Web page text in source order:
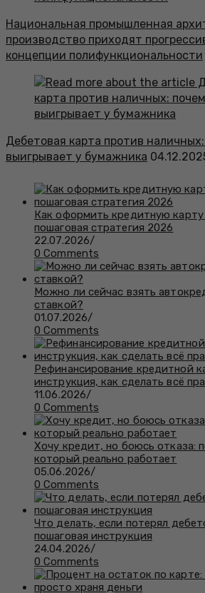
Национальная промышленная
производство приходят
концепции полифункциональности
Дебетовая карта против
выигрывает у бумажника
Как оформить кредитную карту
пошаговая стратегия 2026
22.07.2026/
0 Comments
Можно ли сейчас взять
ставкой?
01.07.2026/
0 Comments
Рефинансирование кредитной
инструкция, как сделать всё
11.06.2026/
0 Comments
Хочу кредит, но боюсь отказа:
который реально работает
05.06.2026/
0 Comments
Что делать, если потерял
пошаговая инструкция
24.04.2026/
0 Comments